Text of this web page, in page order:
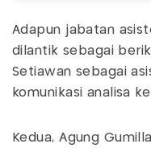
Adapun jabatan
dilantik sebagai
Setiawan sebagai
komunikasi analisa
Kedua, Agung